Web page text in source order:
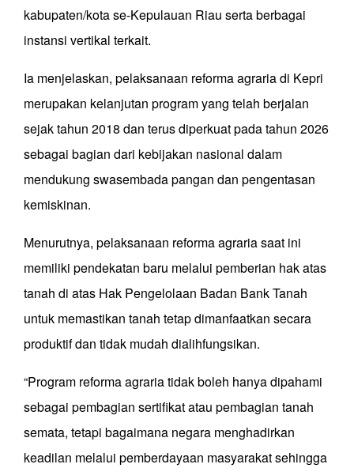
kabupaten/kota se-Kepulauan Riau serta berbagai
instansi vertikal terkait.
Ia menjelaskan, pelaksanaan reforma agraria di Kepri
merupakan kelanjutan program yang telah berjalan
sejak tahun 2018 dan terus diperkuat pada tahun 2026
sebagai bagian dari kebijakan nasional dalam
mendukung swasembada pangan dan pengentasan
kemiskinan.
Menurutnya, pelaksanaan reforma agraria saat ini
memiliki pendekatan baru melalui pemberian hak atas
tanah di atas Hak Pengelolaan Badan Bank Tanah
untuk memastikan tanah tetap dimanfaatkan secara
produktif dan tidak mudah dialihfungsikan.
“Program reforma agraria tidak boleh hanya dipahami
sebagai pembagian sertifikat atau pembagian tanah
semata, tetapi bagaimana negara menghadirkan
keadilan melalui pemberdayaan masyarakat sehingga